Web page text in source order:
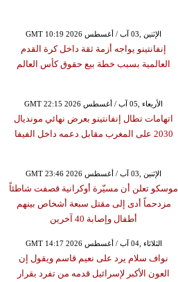
GMT 10:19 2026 الإثنين ,03 آب / أغسطس
إنفانتينو يواجه أزمة ثقة داخل كرة القدم
العالمية بسبب خطة بيع حقوق كأس العالم
GMT 22:15 2026 الأربعاء ,05 آب / أغسطس
اتهامات تطال إنفانتينو بعرض نهائي مونديال
2030 على المغرب مقابل دعمه داخل الفيفا
GMT 23:46 2026 الإثنين ,03 آب / أغسطس
موسكو تعلن أن مسيّرة أوكرانية قصفت شاطئاً
مزدحماً أدى إلى مقتل سبعة أشخاص بينهم
أطفال وإصابة 40 آخرين
GMT 14:17 2026 الثلاثاء ,04 آب / أغسطس
نواف سلام يرد على نعيم قاسم ويقول إن
العون الأكبر لإسرائيل قدمه من تفرد بقرار